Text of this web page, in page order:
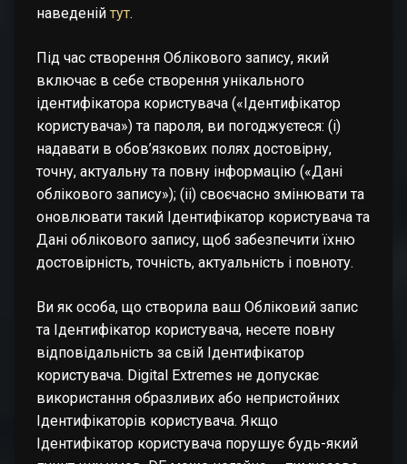
наведеній тут.
Під час створення Облікового запису, який
включає в себе створення унікального
ідентифікатора користувача («Ідентифікатор
користувача») та пароля, ви погоджуєтеся: (i)
надавати в обов’язкових полях достовірну,
точну, актуальну та повну інформацію («Дані
облікового запису»); (ii) своєчасно змінювати та
оновлювати такий Ідентифікатор користувача та
Дані облікового запису, щоб забезпечити їхню
достовірність, точність, актуальність і повноту.
Ви як особа, що створила ваш Обліковий запис
та Ідентифікатор користувача, несете повну
відповідальність за свій Ідентифікатор
користувача. Digital Extremes не допускає
використання образливих або непристойних
Ідентифікаторів користувача. Якщо
Ідентифікатор користувача порушує будь-який